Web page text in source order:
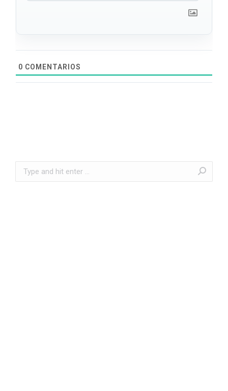
0 COMENTARIOS
Search: